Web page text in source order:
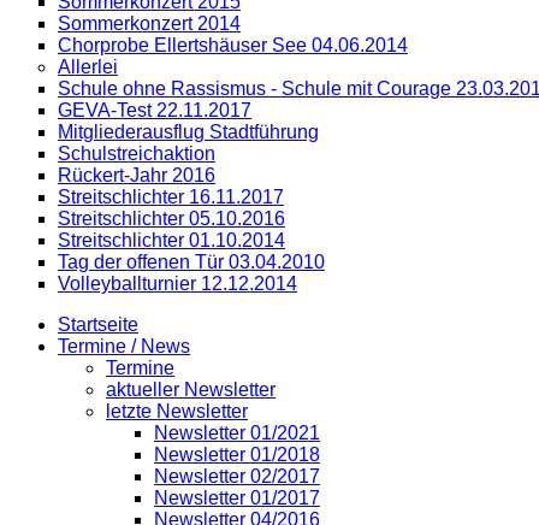
Sommerkonzert 2014
Chorprobe Ellertshäuser See 04.06.2014
Allerlei
Schule ohne Rassismus - Schule mit Courage
GEVA-Test 22.11.2017
Mitgliederausflug Stadtführung
Schulstreichaktion
Rückert-Jahr 2016
Streitschlichter 16.11.2017
Streitschlichter 05.10.2016
Streitschlichter 01.10.2014
Tag der offenen Tür 03.04.2010
Volleyballturnier 12.12.2014
Startseite
Termine / News
Termine
aktueller Newsletter
letzte Newsletter
Newsletter 01/2021
Newsletter 01/2018
Newsletter 02/2017
Newsletter 01/2017
Newsletter 04/2016